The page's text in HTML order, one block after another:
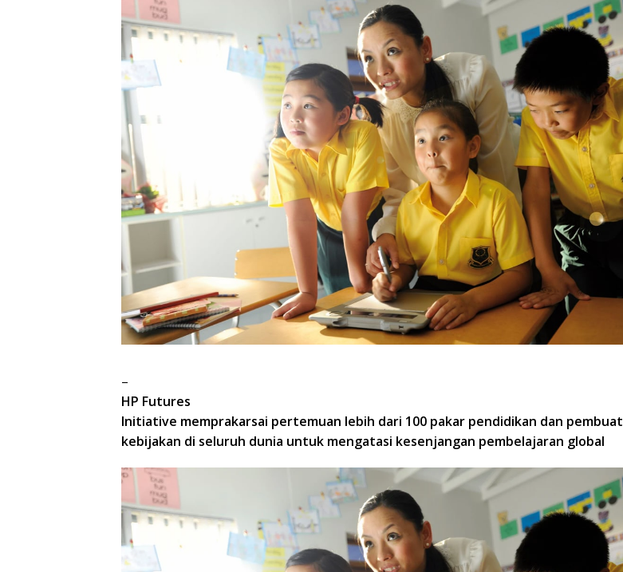
–
HP Futures
Initiative memprakarsai pertemuan lebih dari 100 pakar pendidikan dan pembuat
kebijakan di seluruh dunia untuk mengatasi kesenjangan pembelajaran global